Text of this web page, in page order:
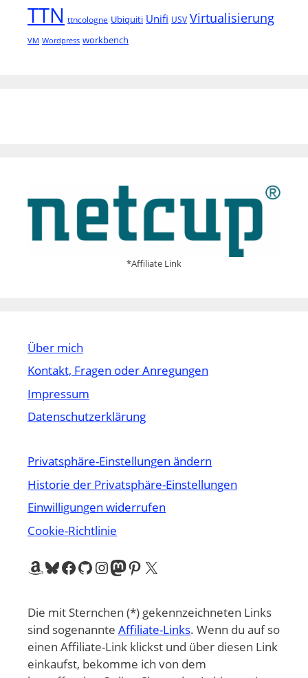
TTN ttncologne Ubiquiti Unifi USV Virtualisierung
VM Wordpress workbench
*Affiliate Link
Über mich
Kontakt, Fragen oder Anregungen
Impressum
Datenschutzerklärung
Privatsphäre-Einstellungen ändern
Historie der Privatsphäre-Einstellungen
Einwilligungen widerrufen
Cookie-Richtlinie
Amazon
Bluesky
Facebook
GitHub
Instagram
Mastodon
Pinterest
X
Die mit Sternchen (*) gekennzeichneten Links
sind sogenannte Affiliate-Links. Wenn du auf so
einen Affiliate-Link klickst und über diesen Link
einkaufst, bekomme ich von dem